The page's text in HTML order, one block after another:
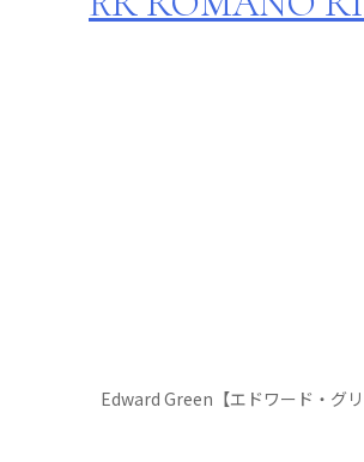
Edward Green【エドワード・グ